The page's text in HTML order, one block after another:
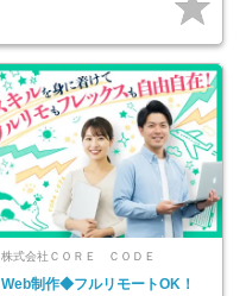
株式会社ＣＯＲＥ ＣＯＤＥ
Web制作◆フルリモートOK！